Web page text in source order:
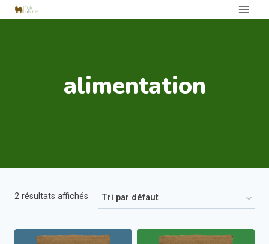
Aller
alimentation
2 résultats affichés